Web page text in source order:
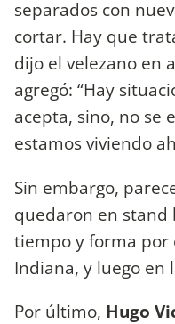
separados con
cortar. Hay que
dijo el velezano en
agregó: “Hay
acepta, sino, no se
estamos viviendo
Sin embargo,
quedaron en stand
tiempo y forma por
Indiana, y luego en
Por último, Hugo